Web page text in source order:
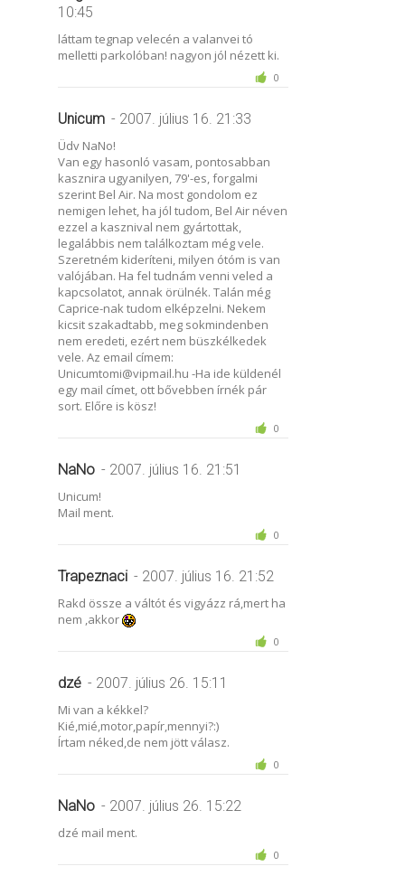
10:45
láttam tegnap velecén a valanvei tó
melletti parkolóban! nagyon jól nézett ki.
0
Unicum - 2007. július 16. 21:33
Üdv NaNo!
Van egy hasonló vasam, pontosabban
kasznira ugyanilyen, 79'-es, forgalmi
szerint Bel Air. Na most gondolom ez
nemigen lehet, ha jól tudom, Bel Air néven
ezzel a kasznival nem gyártottak,
legalábbis nem találkoztam még vele.
Szeretném kideríteni, milyen ótóm is van
valójában. Ha fel tudnám venni veled a
kapcsolatot, annak örülnék. Talán még
Caprice-nak tudom elképzelni. Nekem
kicsit szakadtabb, meg sokmindenben
nem eredeti, ezért nem büszkélkedek
vele. Az email címem:
Unicumtomi@vipmail.hu -Ha ide küldenél
egy mail címet, ott bővebben írnék pár
sort. Előre is kösz!
0
NaNo - 2007. július 16. 21:51
Unicum!
Mail ment.
0
Trapeznaci - 2007. július 16. 21:52
Rakd össze a váltót és vigyázz rá,mert ha
nem ,akkor
0
dzé - 2007. július 26. 15:11
Mi van a kékkel?
Kié,mié,motor,papír,mennyi?:)
Írtam néked,de nem jött válasz.
0
NaNo - 2007. július 26. 15:22
dzé mail ment.
0